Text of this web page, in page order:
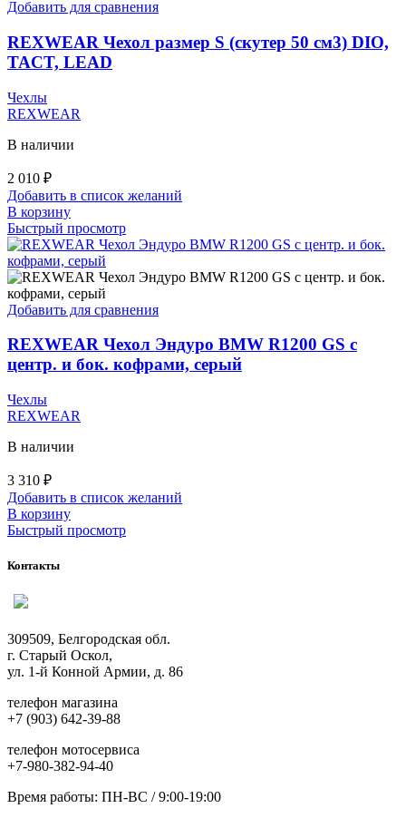
Добавить для сравнения
REXWEAR Чехол размер S (скутер 50 см3) DIO,
TACT, LEAD
Чехлы
REXWEAR
В наличии
2 010 ₽
Добавить в список желаний
В корзину
Быстрый просмотр
Добавить для сравнения
REXWEAR Чехол Эндуро BMW R1200 GS с
центр. и бок. кофрами, серый
Чехлы
REXWEAR
В наличии
3 310 ₽
Добавить в список желаний
В корзину
Быстрый просмотр
Контакты
309509, Белгородская обл.
г. Старый Оскол,
ул. 1-й Конной Армии, д. 86
телефон магазина
+7 (903) 642-39-88
телефон мотосервиса
+7-980-382-94-40
Время работы: ПН-ВС / 9:00-19:00